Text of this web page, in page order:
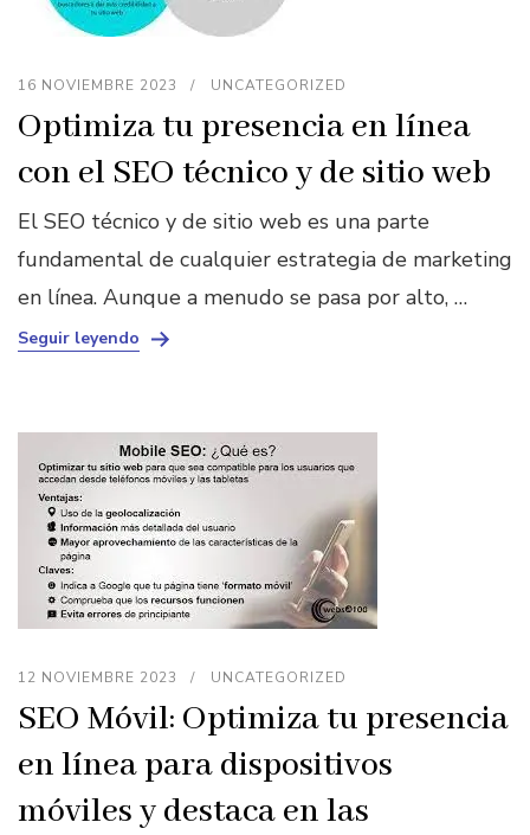
16 NOVIEMBRE 2023 UNCATEGORIZED
Optimiza tu presencia en línea
con el SEO técnico y de sitio web
El SEO técnico y de sitio web es una parte
fundamental de cualquier estrategia de marketing
en línea. Aunque a menudo se pasa por alto, …
Seguir leyendo
12 NOVIEMBRE 2023 UNCATEGORIZED
SEO Móvil: Optimiza tu presencia
en línea para dispositivos
móviles y destaca en las